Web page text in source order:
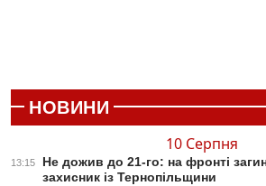
НОВИНИ
10 Серпня
13:15
Не дожив до 21-го: на фронті
захисник із Тернопільщини